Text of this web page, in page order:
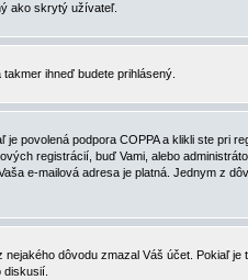
ako skrytý užívateľ.
ihneď budete prihlásený.
povolená podpora COPPA a klikli ste pri
registrácií, buď Vami, alebo
e-mailová adresa je platná. Jednym z
dôvodu zmazal Váš účet. Pokiaľ